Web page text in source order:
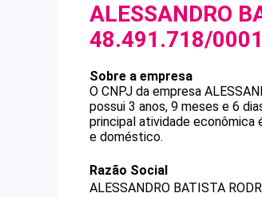
ALESSANDRO
48.491.718/
Sobre a empresa
O CNPJ da empresa
possui 3 anos, 9 meses e 6
principal atividade
e doméstico.
Razão Social
ALESSANDRO BATISTA